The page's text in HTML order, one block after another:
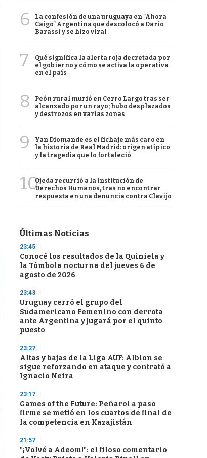
6
La confesión de una uruguaya en "Ahora
Caigo" Argentina que descolocó a Darío
Barassi y se hizo viral
7
Qué significa la alerta roja decretada por
el gobierno y cómo se activa la operativa
en el país
8
Peón rural murió en Cerro Largo tras ser
alcanzado por un rayo; hubo desplazados
y destrozos en varias zonas
9
Yan Diomande es el fichaje más caro en
la historia de Real Madrid: origen atípico
y la tragedia que lo fortaleció
10Ojeda recurrió a la Institución de
Derechos Humanos, tras no encontrar
respuesta en una denuncia contra Clavijo
Últimas Noticias
23:45
Conocé los resultados de la Quiniela y
la Tómbola nocturna del jueves 6 de
agosto de 2026
23:43
Uruguay cerró el grupo del
Sudamericano Femenino con derrota
ante Argentina y jugará por el quinto
puesto
23:27
Altas y bajas de la Liga AUF: Albion se
sigue reforzando en ataque y contrató a
Ignacio Neira
23:17
Games of the Future: Peñarol a paso
firme se metió en los cuartos de final de
la competencia en Kazajistán
21:57
"¡Volvé a Adeom!": el filoso comentario